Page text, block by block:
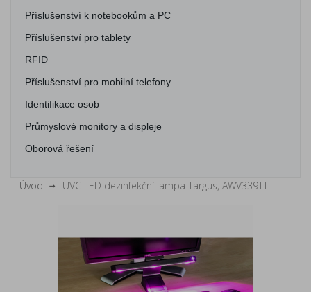
Příslušenství k notebookům a PC
Příslušenství pro tablety
RFID
Příslušenství pro mobilní telefony
Identifikace osob
Průmyslové monitory a displeje
Oborová řešení
Úvod UVC LED dezinfekční lampa Targus, AWV339TT